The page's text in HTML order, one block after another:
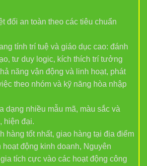
đối an toàn theo các tiêu chuẩn
tính trí tuệ và giáo dục cao: đánh
tư duy logic, kích thích trí tưởng
năng vận động và linh hoạt, phát
theo nhóm và kỹ năng hòa nhập
dạng nhiều mẫu mã, màu sắc và
hiện đại.
hàng tốt nhất, giao hàng tại địa điểm
hoạt động kinh doanh, Nguyên
tích cực vào các hoạt động công